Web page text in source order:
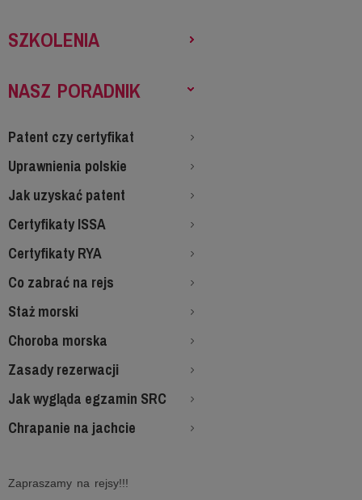
SZKOLENIA
NASZ PORADNIK
Patent czy certyfikat
Uprawnienia polskie
Jak uzyskać patent
Certyfikaty ISSA
Certyfikaty RYA
Co zabrać na rejs
Staż morski
Choroba morska
Zasady rezerwacji
Jak wygląda egzamin SRC
Chrapanie na jachcie
Zapraszamy na rejsy!!!